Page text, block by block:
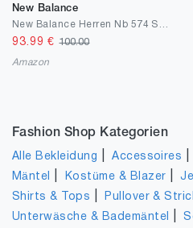
New Balance
93.99 €100.00
Amazon
Fashion Shop Kategorien
Alle Bekleidung |Accessoires
Mäntel Kostüme & Blazer |
Shirts & Tops Pullover &
Unterwäsche & Bademäntel |